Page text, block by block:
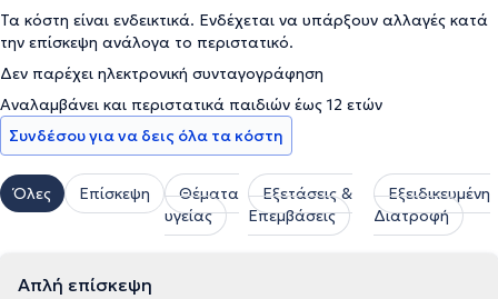
Τα κόστη είναι ενδεικτικά. Ενδέχεται να υπάρξουν αλλαγές κατά
την επίσκεψη ανάλογα το περιστατικό.
Δεν παρέχει ηλεκτρονική συνταγογράφηση
Αναλαμβάνει και περιστατικά παιδιών έως 12 ετών
Συνδέσου για να δεις όλα τα κόστη
Όλες Επίσκεψη
Θέματα
υγείας
Εξετάσεις &
Επεμβάσεις
Εξειδικευμένη
Διατροφή
Απλή επίσκεψη